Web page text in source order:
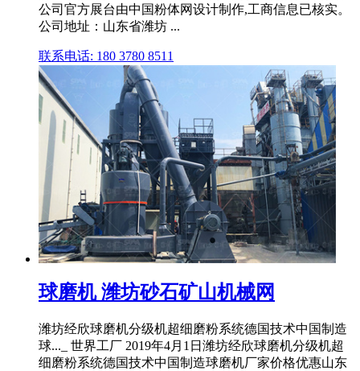
公司官方展台由中国粉体网设计制作,工商信息已核实。
公司地址：山东省潍坊 ...
联系电话: 180 3780 8511
球磨机 潍坊砂石矿山机械网
潍坊经欣球磨机分级机超细磨粉系统德国技术中国制造
球..._ 世界工厂 2019年4月1日潍坊经欣球磨机分级机超
细磨粉系统德国技术中国制造球磨机厂家价格优惠山东